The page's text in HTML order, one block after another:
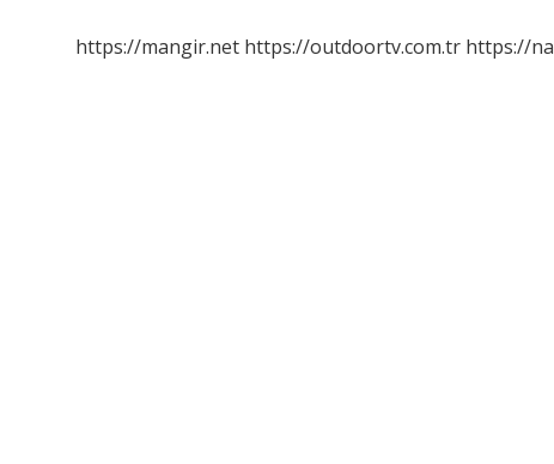
https://mangir.net https://outdoortv.com.tr https://